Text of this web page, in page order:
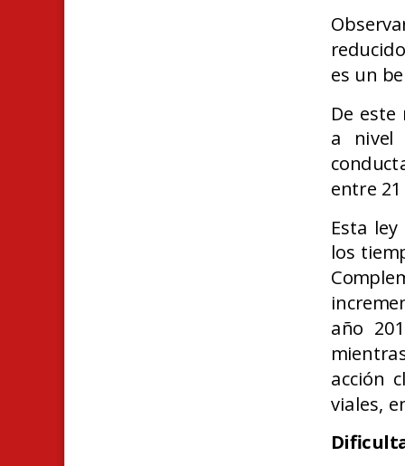
es un
De
a nivel
entre
Esta
los
año
acción
viales,